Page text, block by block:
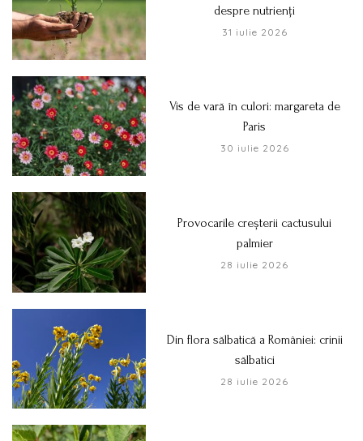
despre nutrienți
31 iulie 2026
Vis de vară în culori: margareta de
Paris
30 iulie 2026
Provocarile creșterii cactusului
palmier
28 iulie 2026
Din flora sălbatică a României: crinii
sălbatici
28 iulie 2026